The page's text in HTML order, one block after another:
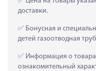
доставки.
Бонусная и
детей газоотводная
Информация о
ознакомительный